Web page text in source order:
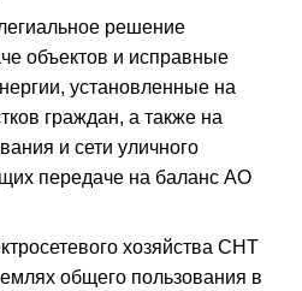
решение
объектов и исправные
установленные на
граждан, а также на
и сети уличного
передаче на баланс АО
хозяйства СНТ
общего пользования в